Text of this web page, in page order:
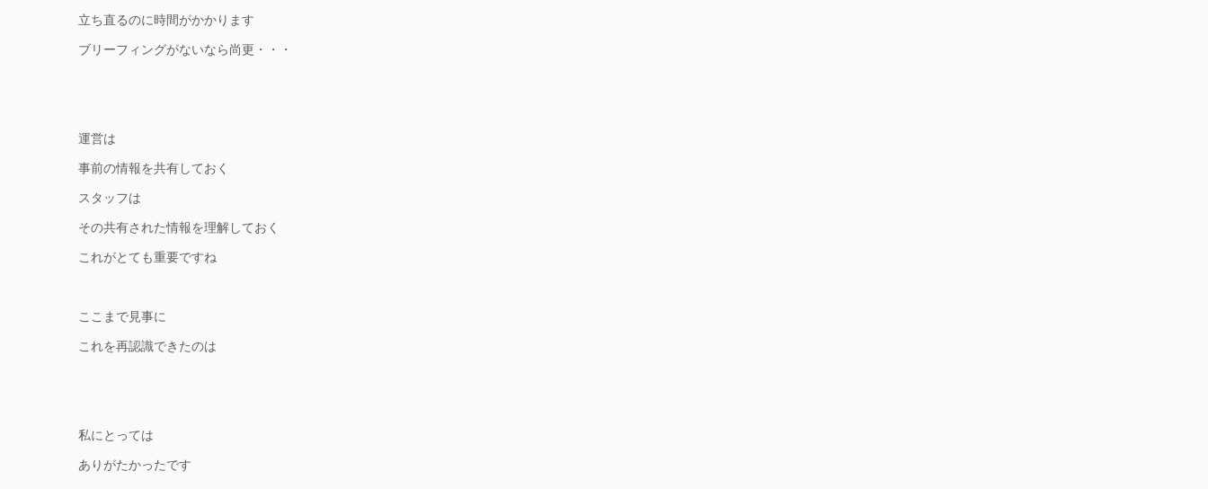
立ち直るのに時間がかかります
ブリーフィングがないなら尚更・・・
運営は
事前の情報を共有しておく
スタッフは
その共有された情報を理解しておく
これがとても重要ですね
ここまで見事に
これを再認識できたのは
私にとっては
ありがたかったです